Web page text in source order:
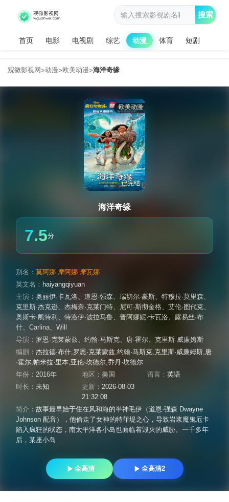
首页 电影 电视剧 综艺 动漫 体育 短剧
搜索
观微影视网>动漫>欧美动漫>海洋奇缘
欧美动漫
已完结
海洋奇缘
7.5分
别名： 莫阿娜 摩阿娜 摩瓦娜
英文名： haiyangqiyuan
主演： 奥丽伊·卡瓦洛、 道恩·强森、 瑞切尔·豪斯、 特穆拉·莫里森、
克里斯·杰克逊、 杰梅奈·克莱门特、 尼可·斯彻金格、 艾伦·图代克、
奥斯卡·凯特利 、 特洛伊·波拉马鲁、 普阿娜妮·卡瓦洛、 露易丝·布
什、 Carlina、 Will
导演： 罗恩·克莱蒙兹、 约翰·马斯克、 唐·霍尔、 克里斯·威廉姆斯
编剧： 杰拉德·布什,罗恩·克莱蒙兹,约翰·马斯克,克里斯·威廉姆斯,唐
·霍尔,帕米拉·里本,亚伦·坎德尔,乔丹·坎德尔
年份： 2016年 地区： 美国 语言：英语
时长： 未知 更新： 2026-08-03
21:32:08
简介： 故事最早始于住在风和海的半神毛伊（道恩·强森 Dwayne
Johnson 配音），他偷走了女神的特菲堤之心，导致岩浆魔鬼厄卡
陷入疯狂的状态，南太平洋各小岛也面临着毁灭的威胁。一千多年
后，某座小岛
全高清 全高清2